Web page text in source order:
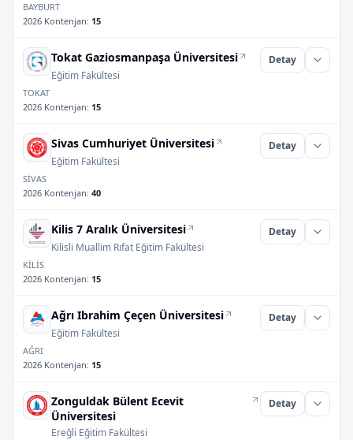
BAYBURT
2026 Kontenjan: 15
Tokat Gaziosmanpaşa Üniversitesi
Eğitim Fakültesi
Detay
TOKAT
2026 Kontenjan: 15
Sivas Cumhuriyet Üniversitesi
Eğitim Fakültesi
Detay
SİVAS
2026 Kontenjan: 40
Kilis 7 Aralık Üniversitesi
Kilisli Muallim Rıfat Eğitim Fakültesi
Detay
KİLİS
2026 Kontenjan: 15
Ağrı Ibrahim Çeçen Üniversitesi
Eğitim Fakültesi
Detay
AĞRI
2026 Kontenjan: 15
Zonguldak Bülent Ecevit
Üniversitesi
Ereğli Eğitim Fakültesi
Detay